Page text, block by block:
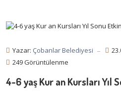
Yazar: Çobanlar Belediyesi
249 Görüntülenme
4-6 yaş Kur an Kursları Yıl